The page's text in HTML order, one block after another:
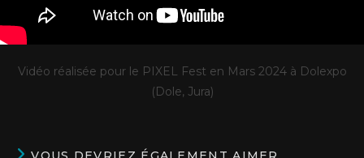
Vidéo réalisée pour le PIXEL Fest en Mars 2024 à Dolexpo
(Dole, Jura)